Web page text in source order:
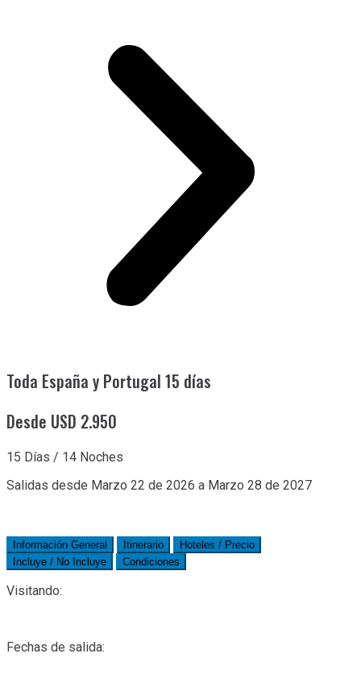
Toda España y Portugal 15 días
Desde USD 2.950
15 Días / 14 Noches
Salidas desde Marzo 22 de 2026 a Marzo 28 de 2027
Información General Itinerario
Hoteles / Precio
Incluye / No Incluye
Condiciones
Visitando:
Fechas de salida: